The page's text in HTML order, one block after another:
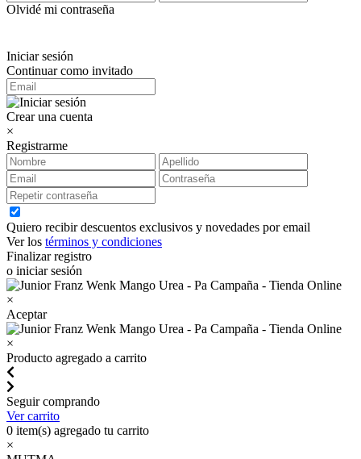
Olvidé mi contraseña
Iniciar sesión
Continuar como invitado
Crear una cuenta
×
Registrarme
Quiero recibir descuentos exclusivos y novedades por email
Ver los términos y condiciones
Finalizar registro
o iniciar sesión
×
Aceptar
×
Producto agregado a carrito
Seguir comprando
Ver carrito
0 item(s) agregado tu carrito
×